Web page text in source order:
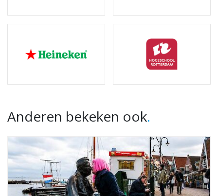
Anderen bekeken ook.